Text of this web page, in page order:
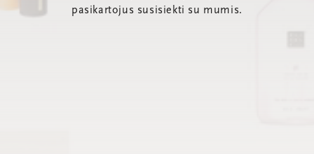
pasikartojus susisiekti su mumis.